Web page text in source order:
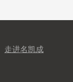
走进名凯成